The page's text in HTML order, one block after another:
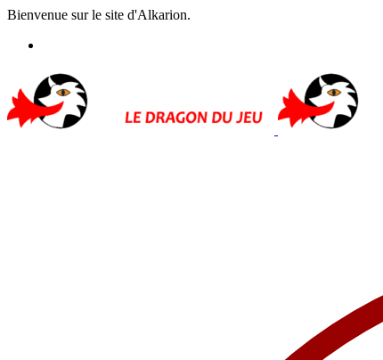
Bienvenue sur le site d'Alkarion.